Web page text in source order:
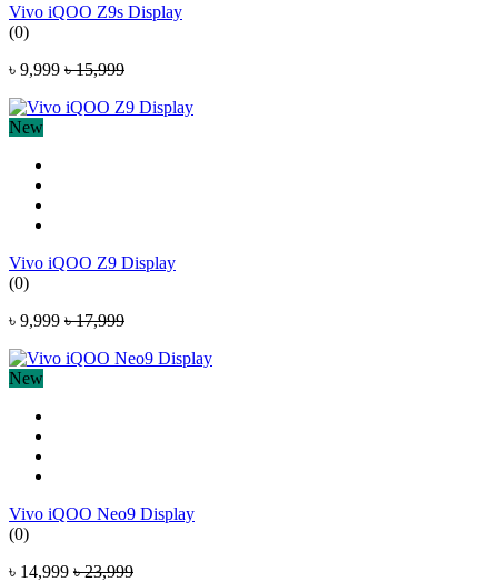
Vivo iQOO Z9s Display
(0)
৳ 9,999 ৳ 15,999
New
Vivo iQOO Z9 Display
(0)
৳ 9,999 ৳ 17,999
New
Vivo iQOO Neo9 Display
(0)
৳ 14,999 ৳ 23,999